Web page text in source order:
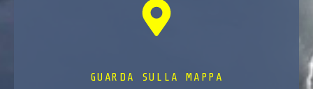
GUARDA SULLA MAPPA